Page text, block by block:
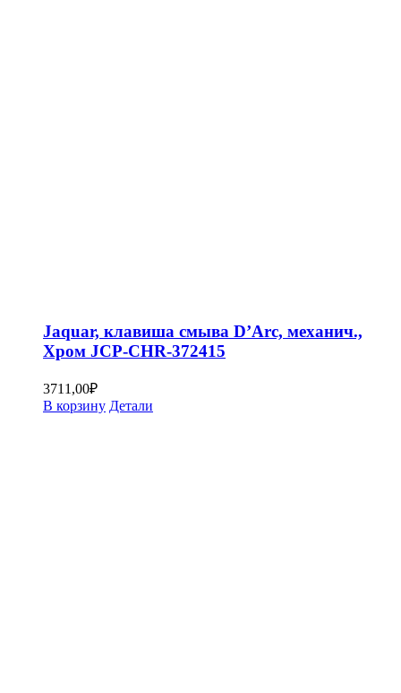
Jaquar, клавиша смыва D’Arc, механич.,
Хром JCP-CHR-372415
3711,00₽
В корзину Детали